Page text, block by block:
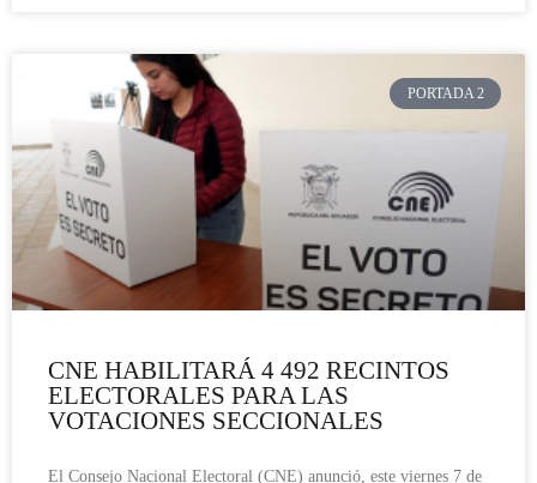
PORTADA 2
CNE HABILITARÁ 4 492 RECINTOS
ELECTORALES PARA LAS
VOTACIONES SECCIONALES
El Consejo Nacional Electoral (CNE) anunció, este viernes 7 de